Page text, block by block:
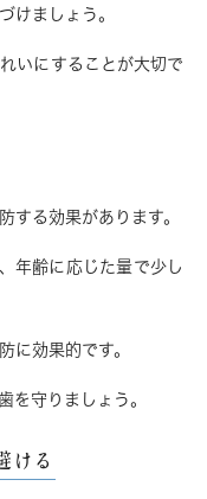
けましょう。
いにすることが大切で
する効果があります。
年齢に応じた量で少し
に効果的です。
を守りましょう。
ける